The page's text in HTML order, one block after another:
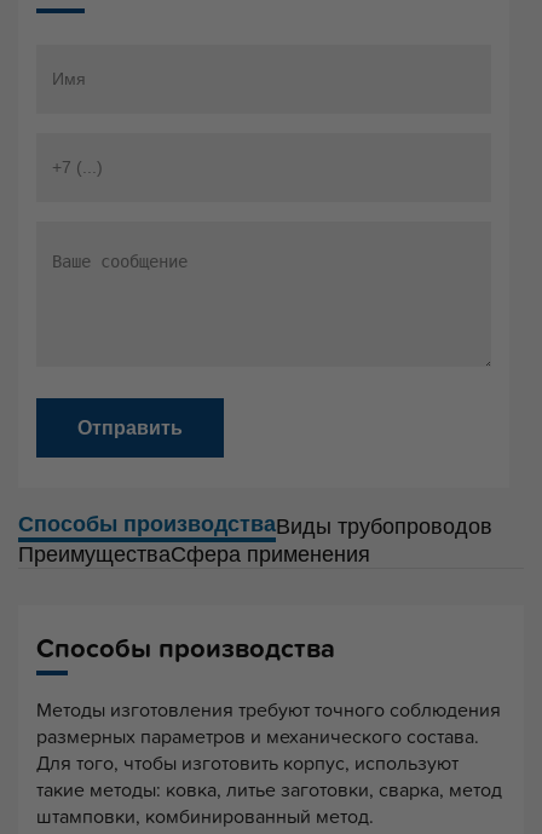
Отправить
Способы производстваВиды трубопроводов
ПреимуществаСфера применения
Способы производства
Методы изготовления требуют точного соблюдения
размерных параметров и механического состава.
Для того, чтобы изготовить корпус, используют
такие методы: ковка, литье заготовки, сварка, метод
штамповки, комбинированный метод.